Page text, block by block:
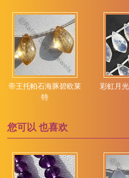
帝王托帕石海豚碧欧莱
特
彩虹月
您可以 也喜欢